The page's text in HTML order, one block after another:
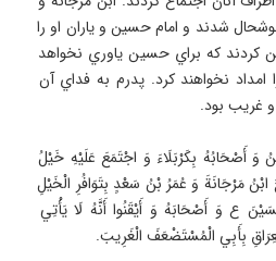
شدند و امام حسين و ياران او را
كردند كه براي حسين ياوري نخواهد
نخواهند كرد. پدرم به فداي آن
وَ أَصْحَابُهُ بِكَرْبَلَاءَ وَ اجْتَمَعَ عَلَيْهِ خَيْلُ
ابْنُ مَرْجَانَةَ وَ عُمَرُ بْنُ سَعْدٍ بِتَوَافُرِ الْخَيْلِ
ع وَ أَصْحَابَهُ وَ أَيْقَنُوا أَنَّهُ لَا يَأْتِي